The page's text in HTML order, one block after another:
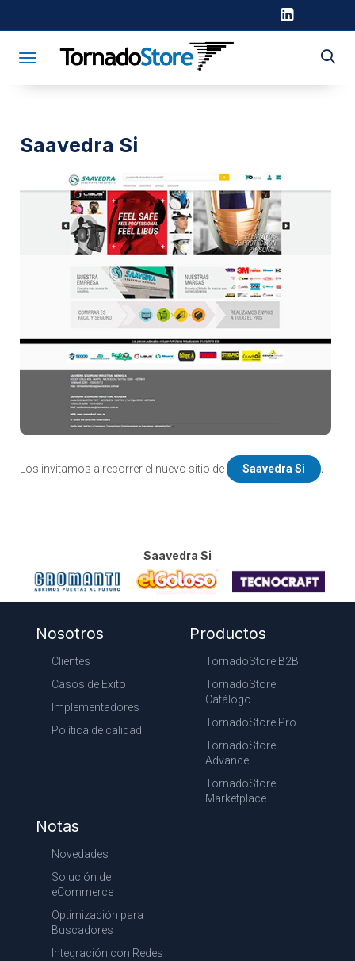
Toggle navigation
Saavedra Si
Los invitamos a recorrer el nuevo sitio de Saavedra Si .
Saavedra Si
Nosotros
Clientes
Casos de Exito
Implementadores
Política de calidad
Productos
TornadoStore B2B
TornadoStore
Catálogo
TornadoStore Pro
TornadoStore
Advance
TornadoStore
Marketplace
Notas
Novedades
Solución de
eCommerce
Optimización para
Buscadores
Integración con Redes